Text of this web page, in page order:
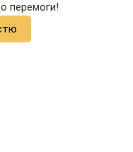
перемоги!